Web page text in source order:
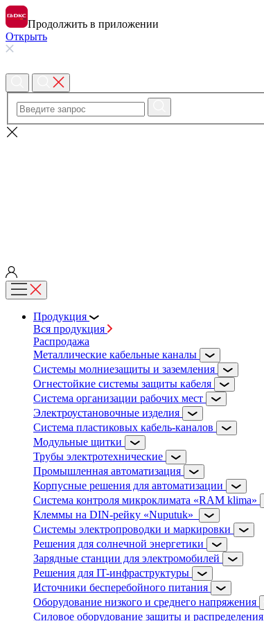
Продолжить в приложении
Открыть
Продукция
Вся продукция
Распродажа
Металлические кабельные каналы
Системы молниезащиты и заземления
Огнестойкие системы защиты кабеля
Система организации рабочих мест
Электроустановочные изделия
Система пластиковых кабель-каналов
Модульные щитки
Трубы электротехнические
Промышленная автоматизация
Корпусные решения для автоматизации
Система контроля микроклимата «RAM klima»
Клеммы на DIN-рейку «Nuputuk»
Системы электропроводки и маркировки
Решения для солнечной энергетики
Зарядные станции для электромобилей
Решения для IT-инфраструктуры
Источники бесперебойного питания
Оборудование низкого и среднего напряжения
Силовое оборудование защиты и распределения